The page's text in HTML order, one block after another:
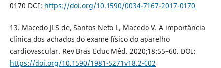
0170 DOI: https://doi.org/10.1590/0034-7167-2017-0170
13. Macedo JLS de, Santos Neto L, Macedo V. A importância
clínica dos achados do exame físico do aparelho
cardiovascular. Rev Bras Educ Méd. 2020;18:55–60. DOI:
https://doi.org/10.1590/1981-5271v18.2-002